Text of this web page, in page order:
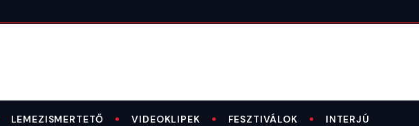
LEMEZISMERTETŐ VIDEOKLIPEK FESZTIVÁLOK INTERJÚ